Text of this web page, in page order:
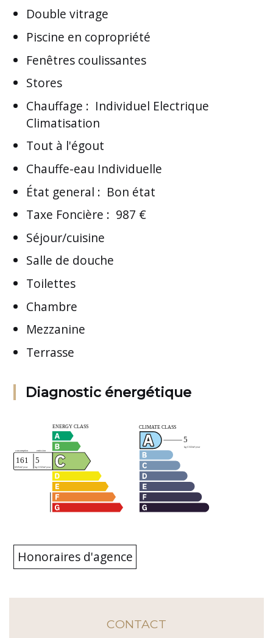
Double vitrage
Piscine en copropriété
Fenêtres coulissantes
Stores
Chauffage : Individuel Electrique
Climatisation
Tout à l'égout
Chauffe-eau Individuelle
État general : Bon état
Taxe Foncière : 987 €
Séjour/cuisine
Salle de douche
Toilettes
Chambre
Mezzanine
Terrasse
Diagnostic énergétique
Honoraires d'agence
CONTACT